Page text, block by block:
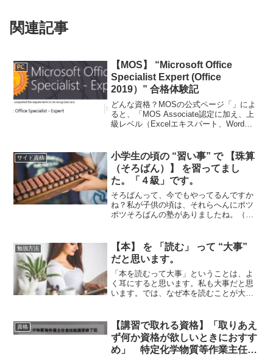
関連記事
PC
【MOS】 “Microsoft Office
Specialist Expert (Office
2019）” 合格体験記
どんな資格？MOSの公式ページ「」によ
ると、「MOS Associate認定に加え、上
級レベル（Excelエキスパート、Wordエ
証が発行されます。一...
サイド資格
小学生の頃の “習い事” で 【珠算
（そろばん）】 を習ってまし
た。「４級」です。
そろばんって、今でもやってるんですか
ね？私が子供の頃は、それらへんにポツ
ポツそろばんの塾がありましたね。（近
かった友達が習っていたので、習うこと
にしました。小学校３年...
勉強方法
【本】 を 「読む」 って “大事”
だと思います。
「本を読むって大事」ということは、よ
く耳にすると思います。私も大事だと思
います。では、なぜ本を読むことが大事
紹介しようと思います。①きっかけは、
学校の成績upまわりでド...
資格
【講習で取れる資格】「取りあえ
ず何か資格が欲しいときにおすす
め」 特定化学物質等作業主任者